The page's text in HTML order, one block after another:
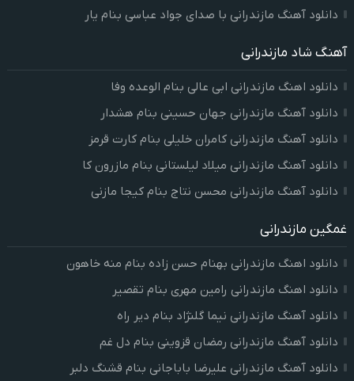
دانلود آهنگ مازندرانی با صدای جواد عباسی بنام یار
آهنگ شاد مازندرانی
دانلود اهنگ مازندرانی ابی عالی بنام الوعده وفا
دانلود آهنگ مازندرانی جهان حسینی بنام هشدار
دانلود آهنگ مازندرانی کامران خلیلی بنام کارت قرمز
دانلود آهنگ مازندرانی میلاد لیلستانی بنام مازرون کا
دانلود آهنگ مازندرانی محسن نتاج بنام کیجا مازنی
غمگین مازندرانی
دانلود اهنگ مازندرانی بهنام حسن زاده بنام منه خاهون
دانلود اهنگ مازندرانی رامین مهری بنام تقصیر
دانلود آهنگ مازندرانی نیما گلنژاد بنام دیر راه
دانلود آهنگ مازندرانی رمضان قزوینی بنام دل غم
دانلود آهنگ مازندرانی علیرضا باباجانی بنام قشنگ دلبر